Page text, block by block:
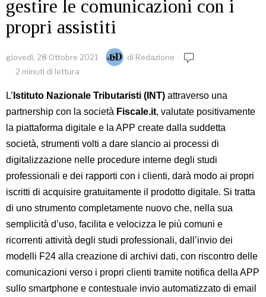
gestire le comunicazioni con i
propri assistiti
giovedì, 28 Ottobre 2021 di Redazione
2 minuti di lettura
L’ Istituto Nazionale Tributaristi (INT) attraverso una
partnership con la società Fiscale.it, valutate positivamente
la piattaforma digitale e la APP create dalla suddetta
società, strumenti volti a dare slancio ai processi di
digitalizzazione nelle procedure interne degli studi
professionali e dei rapporti con i clienti, darà modo ai propri
iscritti di acquisire gratuitamente il prodotto digitale. Si tratta
di uno strumento completamente nuovo che, nella sua
semplicità d’uso, facilita e velocizza le più comuni e
ricorrenti attività degli studi professionali, dall’invio dei
modelli F24 alla creazione di archivi dati, con riscontro delle
comunicazioni verso i propri clienti tramite notifica della APP
sullo smartphone e contestuale invio automatizzato di email